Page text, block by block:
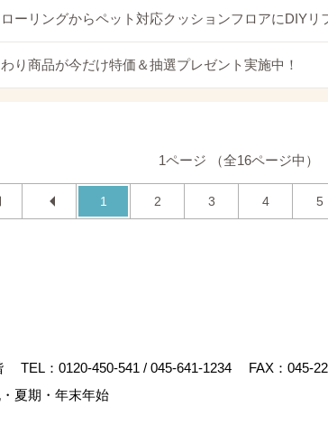
ーリングからペット対応クッションフロアにDIYリ
わり商品が今だけ特価＆抽選プレゼント実施中！
1ページ （全16ページ中）
1 2 3 4 5
TEL： 0120-450-541 / 045-641-1234
FAX：045-
夏期・年末年始